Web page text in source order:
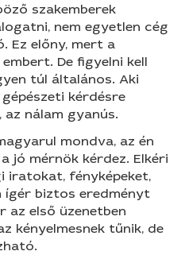
szakemberek
nem egyetlen cég
Ez előny, mert a
De figyelni kell
túl általános. Aki
kérdésre
nálam gyanús.
mondva, az én
jó mérnök kérdez. Elkéri
iratokat, fényképeket,
ígér biztos eredményt
az első üzenetben
kényelmesnek tűnik, de